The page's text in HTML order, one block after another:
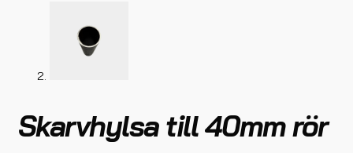
Skarvhylsa till 40mm rör